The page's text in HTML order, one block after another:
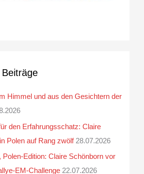
Himmel und aus den Gesichtern der
den Erfahrungsschatz: Claire
Polen auf Rang zwölf 28.07.2026
Polen-Edition: Claire Schönborn vor
EM-Challenge 22.07.2026